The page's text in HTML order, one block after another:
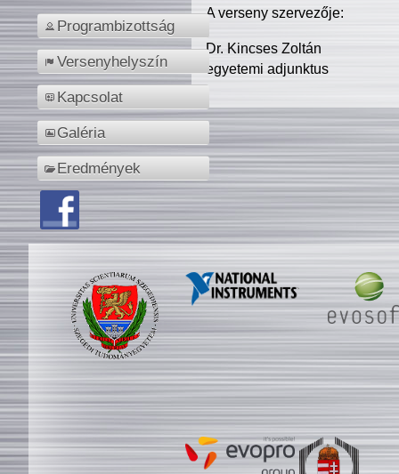
Programbizottság
Versenyhelyszín
Kapcsolat
Galéria
Eredmények
A verseny szervezője:
Dr. Kincses Zoltán
egyetemi adjunktus